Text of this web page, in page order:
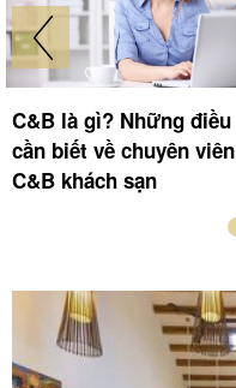
C&B là gì? Những điều
cần biết về chuyên viên
C&B khách sạn